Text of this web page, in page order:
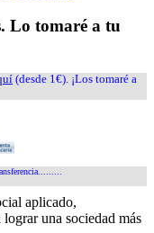
Lo tomaré a tu
(desde 1€). ¡Los tomaré a
aplicado,
una sociedad más